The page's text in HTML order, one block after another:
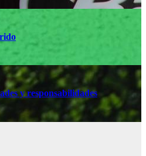
y responsabilidades